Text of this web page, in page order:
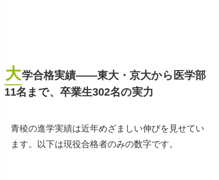
大学合格実績——東大・京大から医学部
11名まで、卒業生302名の実力
青稜の進学実績は近年めざましい伸びを見せてい
ます。以下は現役合格者のみの数字です。